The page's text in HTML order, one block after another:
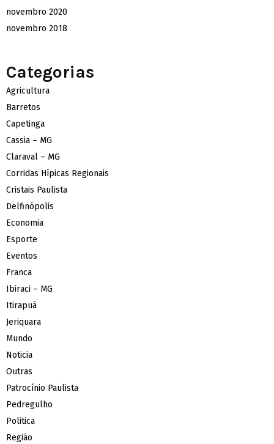
novembro 2020
novembro 2018
Categorias
Agricultura
Barretos
Capetinga
Cassia – MG
Claraval – MG
Corridas Hípicas Regionais
Cristais Paulista
Delfinópolis
Economia
Esporte
Eventos
Franca
Ibiraci – MG
Itirapuã
Jeriquara
Mundo
Noticia
Outras
Patrocínio Paulista
Pedregulho
Politica
Região